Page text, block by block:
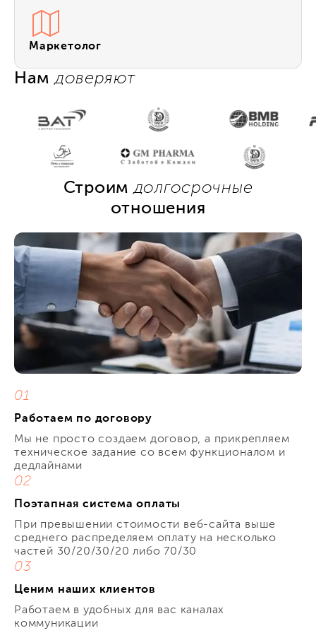
Маркетолог
Намдоверяют
Строимдолгосрочные
отношения
01
Работаем по договору
Мы не просто создаем договор, а прикрепляем
техническое задание со всем функционалом и
дедлайнами
02
Поэтапная система оплаты
При превышении стоимости веб-сайта выше
среднего распределяем оплату на несколько
частей 30/20/30/20 либо 70/30
03
Ценим наших клиентов
Работаем в удобных для вас каналах
коммуникации